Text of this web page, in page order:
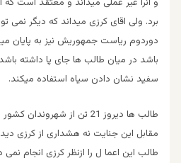
برد. ولی اقای کرزی میداند که دیگر
دوردوم ریاست جمهوریش نیز به پایان
باشد در میان طالب ها جای پا داشته
سفید نشان دادن سیاه استفاده میکند.
طالب ها دیروز 21 تن از
مقابل این جنایت نه هشداری از کرزی
طالب این اعما ل را ازنظر کرزی انجام